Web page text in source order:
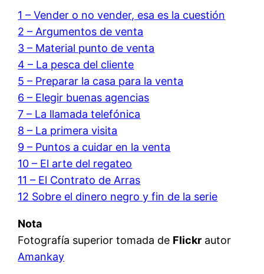
1 – Vender o no vender, esa es la cuestión
2 – Argumentos de venta
3 – Material punto de venta
4 – La pesca del cliente
5 – Preparar la casa para la venta
6 – Elegir buenas agencias
7 – La llamada telefónica
8 – La primera visita
9 – Puntos a cuidar en la venta
10 – El arte del regateo
11 – El Contrato de Arras
12 Sobre el dinero negro y fin de la serie
Nota
Fotografía superior tomada de Flickr autor
Amankay